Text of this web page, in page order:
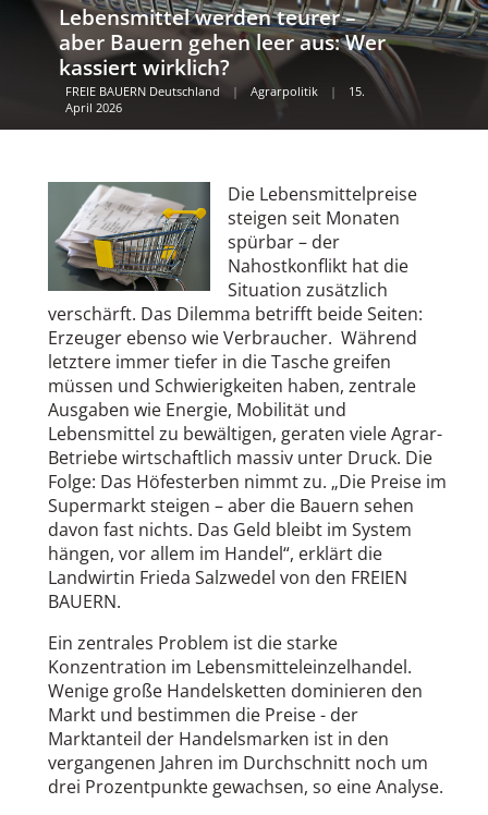
Lebensmittel werden teurer –
aber Bauern gehen leer aus: Wer
kassiert wirklich?
FREIE BAUERN Deutschland | Agrarpolitik |
15.
April 2026
Die Lebensmittelpreise
steigen seit Monaten
spürbar – der
Nahostkonflikt hat die
Situation zusätzlich
verschärft. Das Dilemma betrifft beide Seiten:
Erzeuger ebenso wie Verbraucher. Während
letztere immer tiefer in die Tasche greifen
müssen und Schwierigkeiten haben, zentrale
Ausgaben wie Energie, Mobilität und
Lebensmittel zu bewältigen, geraten viele Agrar-
Betriebe wirtschaftlich massiv unter Druck. Die
Folge: Das Höfesterben nimmt zu. „Die Preise im
Supermarkt steigen – aber die Bauern sehen
davon fast nichts. Das Geld bleibt im System
hängen, vor allem im Handel“, erklärt die
Landwirtin Frieda Salzwedel von den FREIEN
BAUERN.
Ein zentrales Problem ist die starke
Konzentration im Lebensmitteleinzelhandel.
Wenige große Handelsketten dominieren den
Markt und bestimmen die Preise - der
Marktanteil der Handelsmarken ist in den
vergangenen Jahren im Durchschnitt noch um
drei Prozentpunkte gewachsen, so eine Analyse.